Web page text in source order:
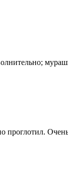
проглотил.